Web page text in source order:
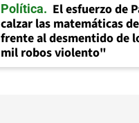
Política
El esfuerzo de
calzar las matemáticas
frente al desmentido de
mil robos violento"